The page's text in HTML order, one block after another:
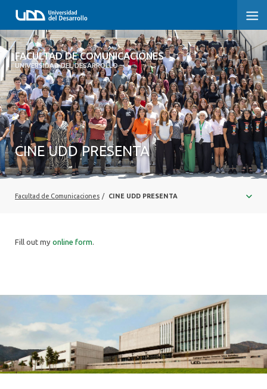
FACULTAD DE COMUNICACIONES
UNIVERSIDAD DEL DESARROLLO
FACULTAD DE COMUNICACIONES
INICIO
SOBRE LA FACULTAD
CARRERAS
POSTGRADOS Y EDUCACIÓN CONTINUA
CENTRO DE ESCRITURA
CINE UDD PRESENTA
Facultad de Comunicaciones / CINE UDD PRESENTA
Fill out my online form.